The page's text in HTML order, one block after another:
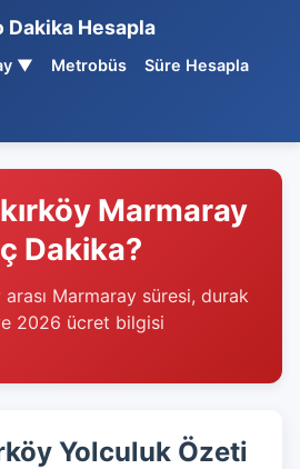
Dakika Hesapla
▼ Metrobüs Süre Hesapla
Marmaray
Dakika?
Marmaray süresi, durak
2026 ücret bilgisi
Yolculuk Özeti